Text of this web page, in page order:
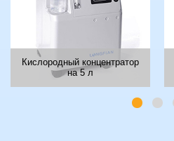
Кислородный концентратор
на 5 л